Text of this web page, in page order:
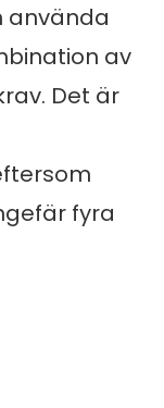
använda
av
Det är
fyra